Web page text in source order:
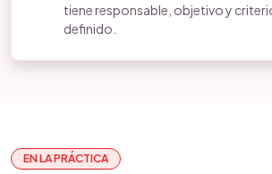
tiene responsable, objetivo y
definido.
EN LA PRÁCTICA